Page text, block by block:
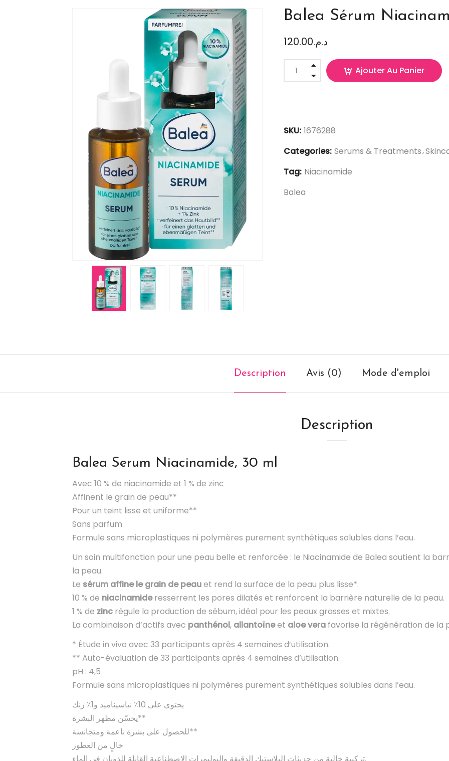
Balea Sérum
د.م.120.00
Ajouter Au Panier
SKU: 1676288
Categories: Serums & Treatments
Tag: Niacinamide
Balea
Description Avis (0) Mode d'emploi
Description
Balea Serum Niacinamide, 30 ml
Avec 10 % de niacinamide et 1 % de zinc
Affinent le grain de peau**
Pour un teint lisse et uniforme**
Sans parfum
Formule sans microplastiques ni polymères purement synthétiques solubles dans l’eau.
Un soin multifonction pour une peau belle et renforcée : le Niacinamide de Balea soutient la
la peau.
Le sérum affine le grain de peauet rend la surface de la peau plus lisse*.
10 % de niacinamideresserrent les pores dilatés et renforcent la barrière naturelle de la peau.
1 % de zinc régule la production de sébum, idéal pour les peaux grasses et mixtes.
La combinaison d’actifs avec panthénol, allantoïneet aloe vera favorise la régénération de
* Étude in vivo avec 33 participants après 4 semaines d’utilisation.
** Auto-évaluation de 33 participants après 4 semaines d’utilisation.
pH : 4,5
Formule sans microplastiques ni polymères purement synthétiques solubles dans l’eau.
يحتوي على 10٪ نياسيناميد و1٪ زنك
يحسّن مظهر البشرة**
للحصول على بشرة ناعمة ومتجانسة**
خالٍ من العطور
تركيبة خالية من جزيئات البلاستيك الدقيقة والبوليمرات الاصطناعية القابلة للذوبان في الماء.